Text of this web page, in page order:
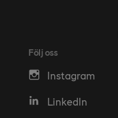
Följ oss
Instagram
LinkedIn